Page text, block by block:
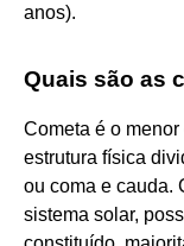
anos).
Quais são as
Cometa é o
estrutura física
ou coma e cauda.
sistema solar,